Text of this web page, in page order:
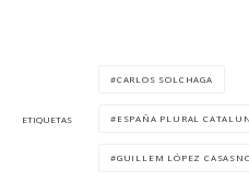
ETIQUETAS
CARLOS SOLCHAGA
ESPAÑA PLURAL
GUILLEM LÓPEZ